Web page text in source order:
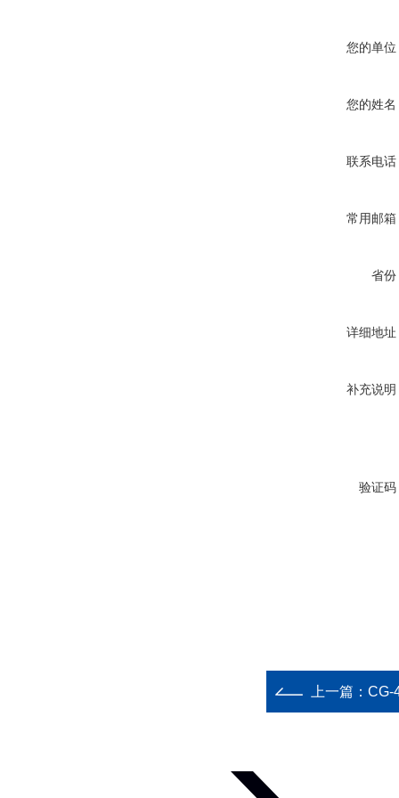
您的单位
您的姓名
联系电话
常用邮箱
省份
详细地址
补充说明
验证码
上一篇： CG-